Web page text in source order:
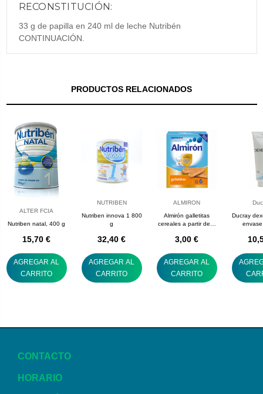
RECONSTITUCIÓN:
33 g de papilla en 240 ml de leche Nutribén
CONTINUACIÓN.
PRODUCTOS RELACIONADOS
ALTER FCIA
Nutriben natal, 400 g
15,70 €
AGREGAR AL
CARRITO
NUTRIBEN
Nutriben innova 1 800
g
32,40 €
AGREGAR AL
CARRITO
ALMIRON
Almirón galletitas
cereales a partir de 6
3,00 €
AGREGAR AL
CARRITO
Ducray
CONTACTO
HORARIO